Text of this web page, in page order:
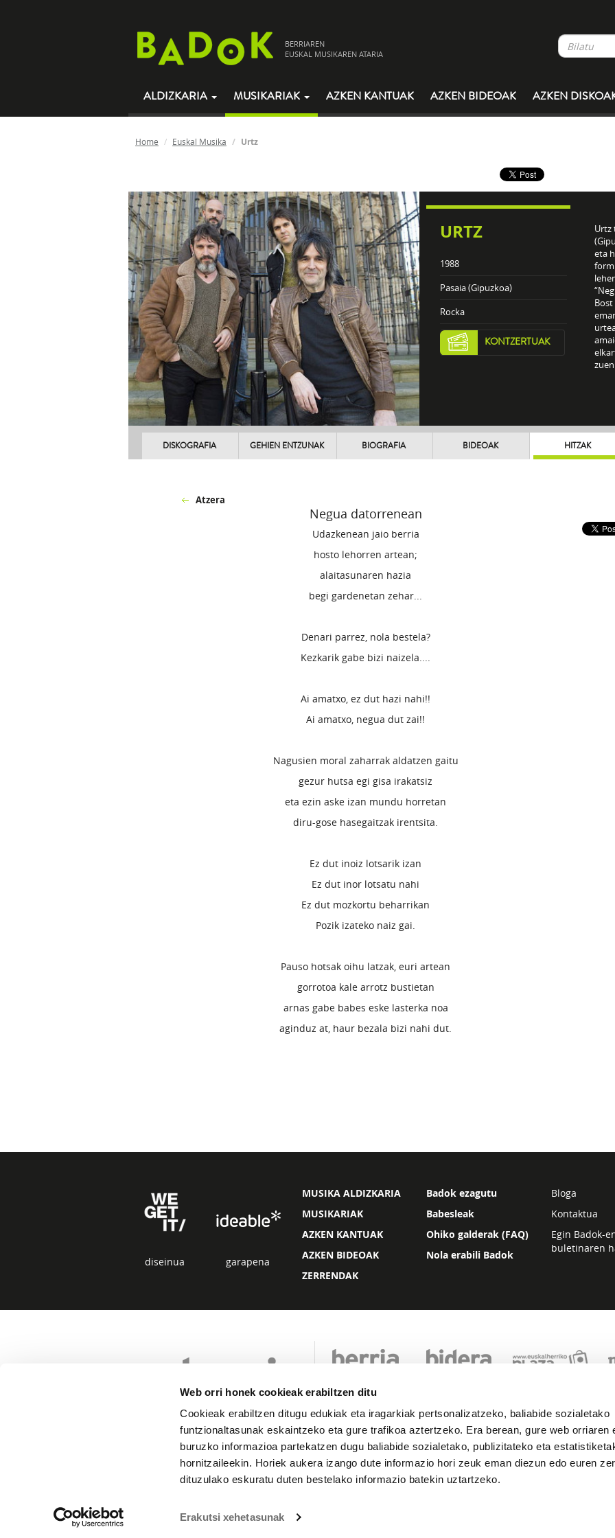
Web orri honek cookieak erabiltzen ditu
Cookieak erabiltzen ditugu edukiak eta iragarkiak pertsonalizatzeko, baliabide sozialetako
funtzionaltasunak eskaintzeko eta gure trafikoa aztertzeko. Era berean, gure web orriaren
buruzko informazioa partekatzen dugu baliabide sozialetako, publizitateko eta
hornitzaileekin. Horiek aukera izango dute informazio hori zeuk eman diezun edo euren
dituzulako eskuratu duten bestelako informazio batekin uztartzeko.
Erakutsi xehetasunak
BERRIAREN
EUSKAL MUSIKAREN ATARIA
ALDIZKARIA MUSIKARIAK AZKEN KANTUAK AZKEN BIDEOAK AZKEN
Home Euskal Musika Urtz
URTZ
1988
Pasaia (Gipuzkoa)
Rocka
KONTZERTUAK
Urtz
eta
DISKOGRAFIA GEHIEN ENTZUNAK BIOGRAFIA BIDEOAK HITZAK
Atzera
Negua datorrenean
Udazkenean jaio berria
hosto lehorren artean;
alaitasunaren hazia
begi gardenetan zehar...
Denari parrez, nola bestela?
Kezkarik gabe bizi naizela....
Ai amatxo, ez dut hazi nahi!!
Ai amatxo, negua dut zai!!
Nagusien moral zaharrak aldatzen gaitu
gezur hutsa egi gisa irakatsiz
eta ezin aske izan mundu horretan
diru-gose hasegaitzak irentsita.
Ez dut inoiz lotsarik izan
Ez dut inor lotsatu nahi
Ez dut mozkortu beharrikan
Pozik izateko naiz gai.
Pauso hotsak oihu latzak, euri artean
gorrotoa kale arrotz bustietan
arnas gabe babes eske lasterka noa
aginduz at, haur bezala bizi nahi dut.
diseinua garapena
MUSIKA ALDIZKARIA
MUSIKARIAK
AZKEN KANTUAK
AZKEN BIDEOAK
ZERRENDAK
Badok ezagutu
Babesleak
Ohiko galderak (FAQ)
Nola erabili Badok
Bloga
Kontaktua
Egin Badok-
buletinaren
Lege oharra Pribatutasuna Cookie politika